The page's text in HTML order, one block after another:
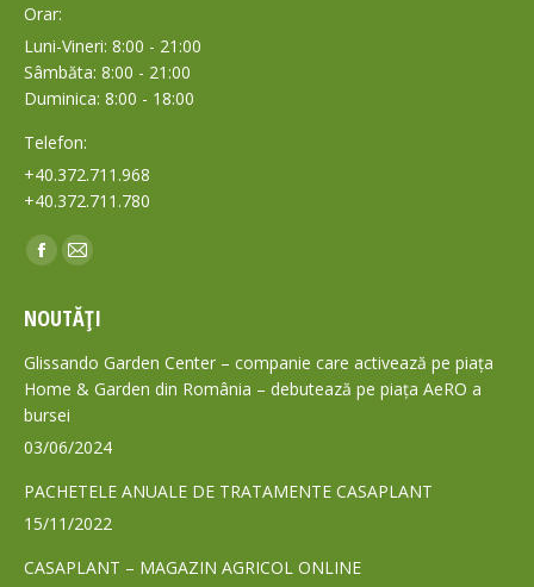
Orar:
Luni-Vineri: 8:00 - 21:00
Sâmbăta: 8:00 - 21:00
Duminica: 8:00 - 18:00
Telefon:
+40.372.711.968
+40.372.711.780
Find us on:
Facebook
opens
in
new
window
Mail
opens
in
new
NOUTĂȚI
Glissando Garden Center – companie care activează pe piața
Home & Garden din România – debutează pe piața AeRO a
bursei
03/06/2024
PACHETELE ANUALE DE TRATAMENTE CASAPLANT
15/11/2022
CASAPLANT – MAGAZIN AGRICOL ONLINE